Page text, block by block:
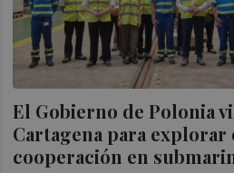
El Gobierno de Polonia
Cartagena para
cooperación en